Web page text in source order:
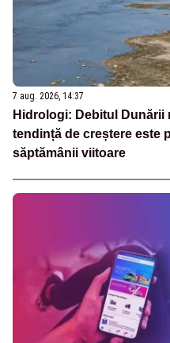
7 aug. 2026, 14:37
Hidrologi: Debitul Dunării
tendință de creștere este
săptămânii viitoare